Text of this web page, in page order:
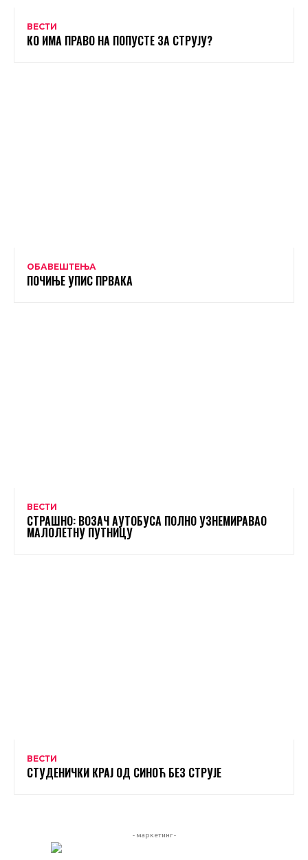
ВЕСТИ
КО ИМА ПРАВО НА ПОПУСТЕ ЗА СТРУЈУ?
ОБАВЕШТЕЊА
ПОЧИЊЕ УПИС ПРВАКА
ВЕСТИ
СТРАШНО: ВОЗАЧ АУТОБУСА ПОЛНО УЗНЕМИРАВАО
МАЛОЛЕТНУ ПУТНИЦУ
ВЕСТИ
СТУДЕНИЧКИ КРАЈ ОД СИНОЋ БЕЗ СТРУЈЕ
- маркетинг -